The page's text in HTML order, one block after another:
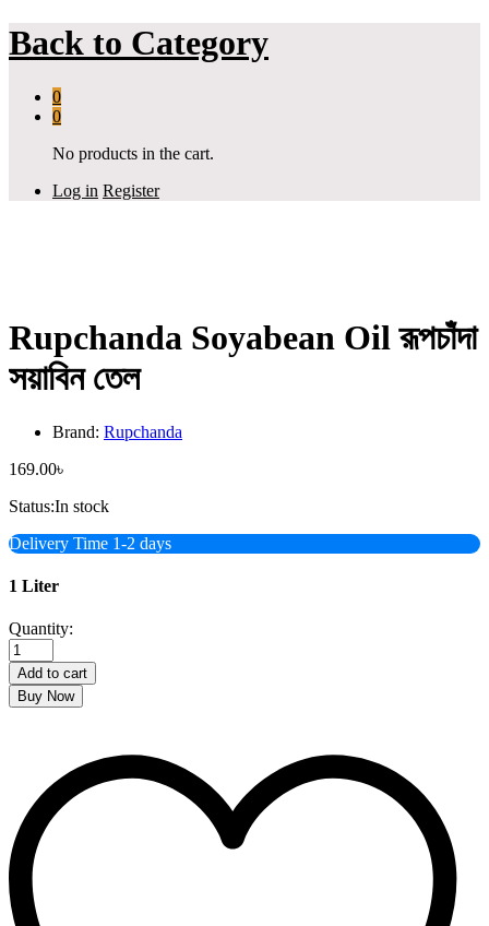
Back to Category
0
0
No products in the cart.
Log in Register
Rupchanda Soyabean Oil রূপচাঁদা
সয়াবিন তেল
Brand: Rupchanda
169.00৳
Status:In stock
Delivery Time 1-2 days
1 Liter
Rupchanda
Soyabean
Oil
রূপচাঁদা
সয়াবিন
Quantity:
Add to cart
Buy Now